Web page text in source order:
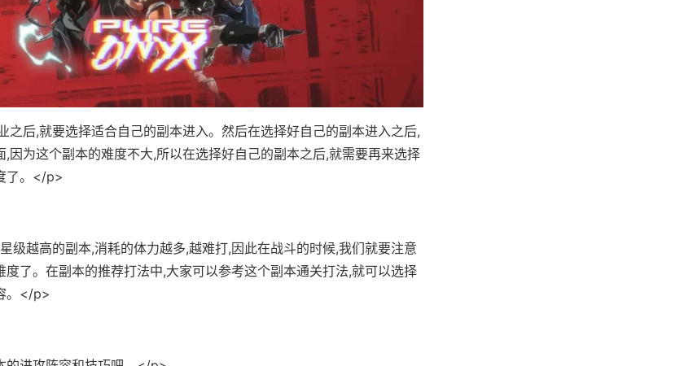
之后,就要选择适合自己的副本进入。然后在选择好自己的副本进入之后,
因为这个副本的难度不大,所以在选择好自己的副本之后,就需要再来选择
了。</p>
级越高的副本,消耗的体力越多,越难打,因此在战斗的时候,我们就要注意
度了。在副本的推荐打法中,大家可以参考这个副本通关打法,就可以选择
。</p>